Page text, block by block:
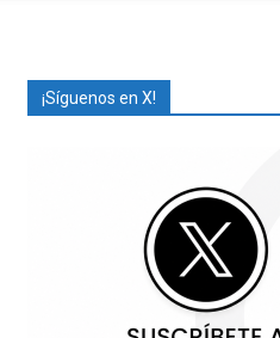
¡Síguenos en X!